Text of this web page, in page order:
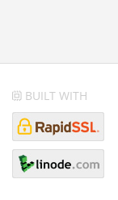
BUILT WITH